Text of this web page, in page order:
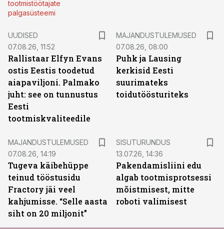
tootmistöötajate
palgasüsteemi
UUDISED
07.08.26, 11:52
Rallistaar Elfyn Evans
ostis Eestis toodetud
aiapaviljoni. Palmako
juht: see on tunnustus
Eesti
tootmiskvaliteedile
MAJANDUSTULEMUSED
07.08.26, 08:00
Puhk ja Lausing
kerkisid Eesti
suurimateks
toidutöösturiteks
MAJANDUSTULEMUSED
07.08.26, 14:19
Tugeva käibehüppe
teinud tööstusidu
Fractory jäi veel
kahjumisse. “Selle aasta
siht on 20 miljonit”
SISUTURUNDUS
13.07.26, 14:36
Pakendamisliini edu
algab tootmisprotsessi
mõistmisest, mitte
roboti valimisest